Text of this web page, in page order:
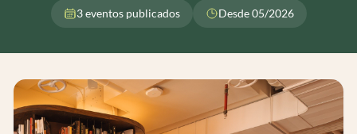
3 eventos publicados Desde 05/2026